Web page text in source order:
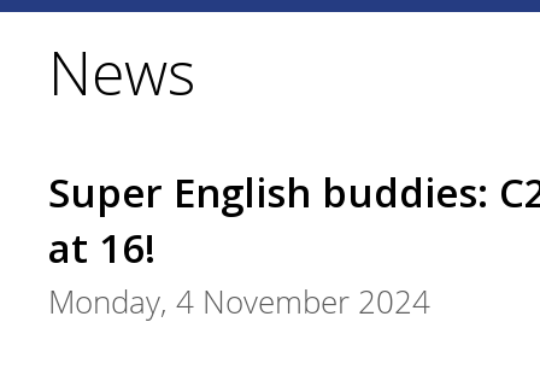
News
Super English buddies:
at 16!
Monday, 4 November 2024